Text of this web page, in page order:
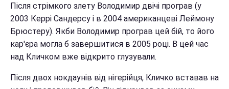
Після стрімкого злету Володимир двічі програв (у
2003 Керрі Сандерсу і в 2004 американцеві Леймону
Брюстеру). Якби Володимир програв цей бій, то його
кар'єра могла б завершитися в 2005 році. В цей час
над Кличком вже відкрито глузували.
Після двох нокдаунів від нігерійця, Кличко вставав на